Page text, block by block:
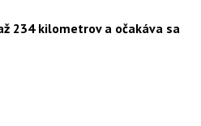
234 kilometrov a očakáva sa